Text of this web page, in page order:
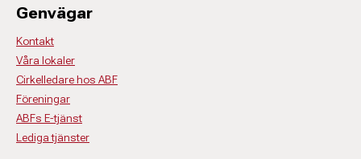
Genvägar
Kontakt
Våra lokaler
Cirkelledare hos ABF
Föreningar
ABFs E-tjänst
Lediga tjänster